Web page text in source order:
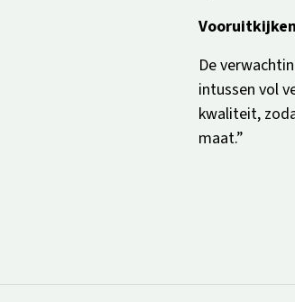
De
intussen vol
kwaliteit,
maat.”